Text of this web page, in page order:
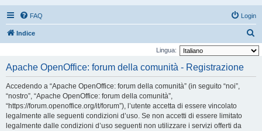
FAQ Login
Indice
e
Lingua:
Apache OpenOffice: forum della comunità - Registrazione
Accedendo a “Apache OpenOffice: forum della comunità” (in seguito “noi”,
“nostro”, “Apache OpenOffice: forum della comunità”,
“https://forum.openoffice.org/it/forum”), l’utente accetta di essere vincolato
legalmente alle seguenti condizioni d’uso. Se non accetti di essere limitato
legalmente dalle condizioni d’uso seguenti non utilizzare i servizi offerti da